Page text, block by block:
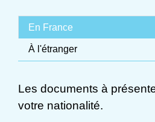
En France
À l'étranger
Les documents à
votre nationalité.